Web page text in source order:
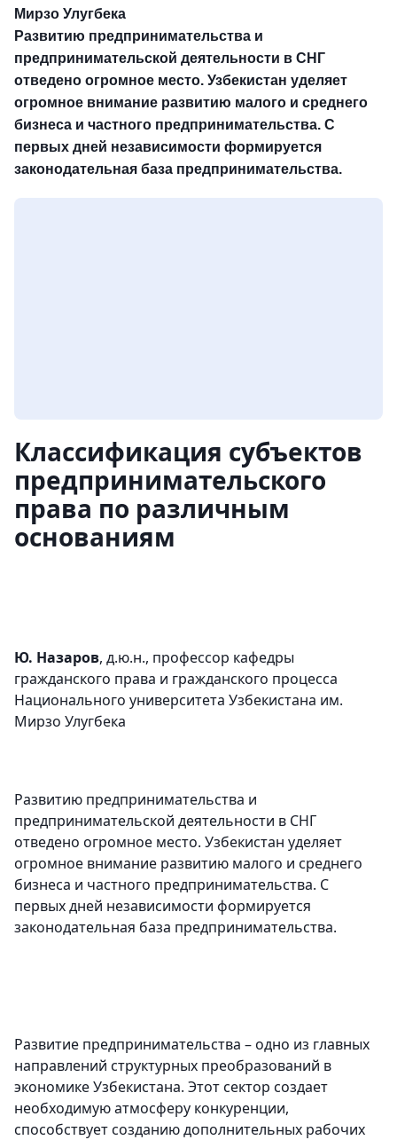
Мирзо Улугбека
Развитию предпринимательства и
предпринимательской деятельности в СНГ
отведено огромное место. Узбекистан уделяет
огромное внимание развитию малого и среднего
бизнеса и частного предпринимательства. С
первых дней независимости формируется
законодательная база предпринимательства.
Классификация субъектов
предпринимательского
права по различным
основаниям
Ю. Назаров, д.ю.н., профессор кафедры
гражданского права и гражданского процесса
Национального университета Узбекистана им.
Мирзо Улугбека
Развитию предпринимательства и
предпринимательской деятельности в СНГ
отведено огромное место. Узбекистан уделяет
огромное внимание развитию малого и среднего
бизнеса и частного предпринимательства. С
первых дней независимости формируется
законодательная база предпринимательства.
Развитие предпринимательства – одно из главных
направлений структурных преобразований в
экономике Узбекистана. Этот сектор создает
необходимую атмосферу конкуренции,
способствует созданию дополнительных рабочих